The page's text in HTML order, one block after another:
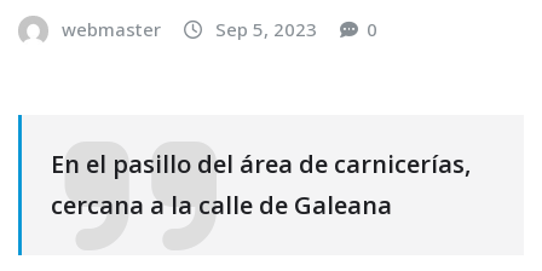
webmaster Sep 5, 2023 0
En el pasillo del área de carnicerías,
cercana a la calle de Galeana